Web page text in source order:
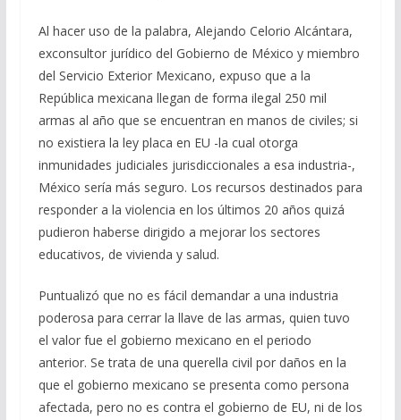
Al hacer uso de la palabra, Alejando Celorio Alcántara,
exconsultor jurídico del Gobierno de México y miembro
del Servicio Exterior Mexicano, expuso que a la
República mexicana llegan de forma ilegal 250 mil
armas al año que se encuentran en manos de civiles; si
no existiera la ley placa en EU -la cual otorga
inmunidades judiciales jurisdiccionales a esa industria-,
México sería más seguro. Los recursos destinados para
responder a la violencia en los últimos 20 años quizá
pudieron haberse dirigido a mejorar los sectores
educativos, de vivienda y salud.
Puntualizó que no es fácil demandar a una industria
poderosa para cerrar la llave de las armas, quien tuvo
el valor fue el gobierno mexicano en el periodo
anterior. Se trata de una querella civil por daños en la
que el gobierno mexicano se presenta como persona
afectada, pero no es contra el gobierno de EU, ni de los